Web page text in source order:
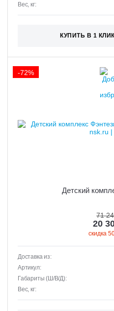
Вес, кг:
КУПИТЬ В 1
Детский
71
20
скидка
Доставка из:
Артикул:
Габариты (Ш/В/Д):
Вес, кг:
-72%